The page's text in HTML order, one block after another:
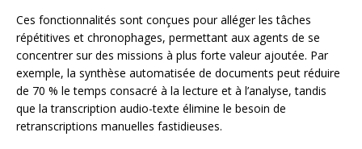
Ces fonctionnalités sont conçues pour alléger les tâches
répétitives et chronophages, permettant aux agents de se
concentrer sur des missions à plus forte valeur ajoutée. Par
exemple, la synthèse automatisée de documents peut réduire
de 70 % le temps consacré à la lecture et à l’analyse, tandis
que la transcription audio-texte élimine le besoin de
retranscriptions manuelles fastidieuses.